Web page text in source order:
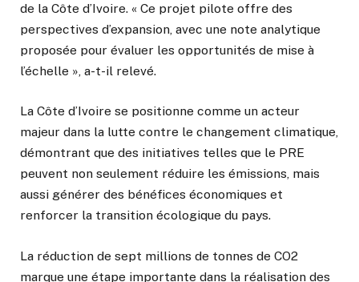
de la Côte d’Ivoire. « Ce projet pilote offre des
perspectives d’expansion, avec une note analytique
proposée pour évaluer les opportunités de mise à
l’échelle », a-t-il relevé.
La Côte d’Ivoire se positionne comme un acteur
majeur dans la lutte contre le changement climatique,
démontrant que des initiatives telles que le PRE
peuvent non seulement réduire les émissions, mais
aussi générer des bénéfices économiques et
renforcer la transition écologique du pays.
La réduction de sept millions de tonnes de CO2
marque une étape importante dans la réalisation des